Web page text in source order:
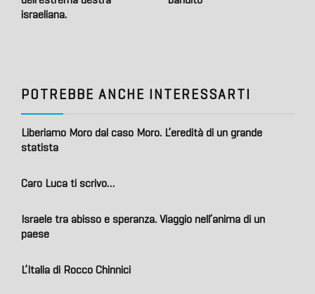
israeliana.
POTREBBE ANCHE INTERESSARTI
Liberiamo Moro dal caso Moro. L’eredità di un grande
statista
Caro Luca ti scrivo…
Israele tra abisso e speranza. Viaggio nell’anima di un
paese
L’Italia di Rocco Chinnici